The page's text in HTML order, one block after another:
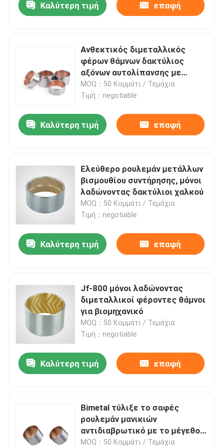
Περίπου εμείς
Καλύτερη τιμή επαφή
Ανθεκτικός διμεταλλικός
φέρων θάμνων δακτύλιος
αξόνων αυτολίπανσης με
λεπτούς τοίχους
MOQ：50 Κομμάτι / Τεμάχια
Τιμή：negotiable
Καλύτερη τιμή επαφή
Ελεύθερο ρουλεμάν μετάλλων
βισμουθίου συντήρησης, μόνοι
λαδώνοντας δακτύλιοι χαλκού
MOQ：50 Κομμάτι / Τεμάχια
Τιμή：negotiable
Καλύτερη τιμή επαφή
Jf-800 μόνοι λαδώνοντας
διμεταλλικοί φέροντες θάμνοι
για βιομηχανικό
MOQ：50 Κομμάτι / Τεμάχια
Τιμή：negotiable
Καλύτερη τιμή επαφή
Bimetal τύλιξε το σαφές
ρουλεμάν μανικιών
αντιδιαβρωτικό με το μέγεθος
συνήθειας
MOQ：50 Κομμάτι / Τεμάχια